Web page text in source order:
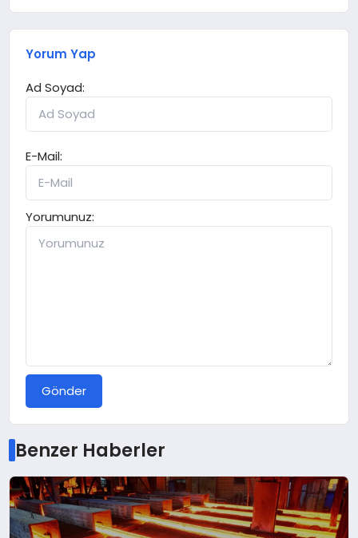
Yorum Yap
Ad Soyad:
E-Mail:
Yorumunuz:
Gönder
Benzer Haberler